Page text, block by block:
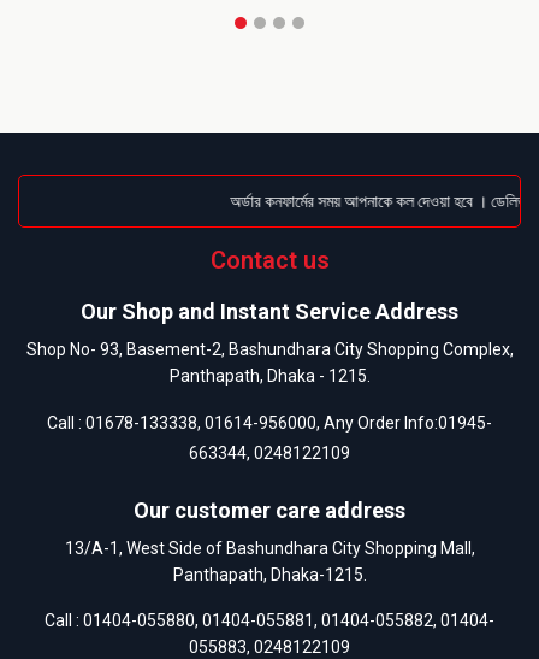
অর্ডার কনফার্মের সময় আপনাকে কল দেওয়া হবে ।
Contact us
Our Shop and Instant Service Address
Shop No- 93, Basement-2, Bashundhara City Shopping Complex,
Panthapath, Dhaka - 1215.
Call : 01678-133338, 01614-956000, Any Order Info:01945-
663344, 0248122109
Our customer care address
13/A-1, West Side of Bashundhara City Shopping Mall,
Panthapath, Dhaka-1215.
Call : 01404-055880, 01404-055881, 01404-055882, 01404-
055883, 0248122109